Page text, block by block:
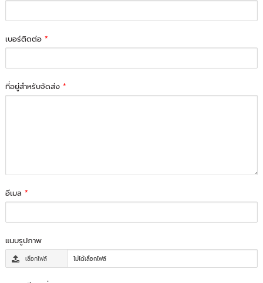
เบอร์ติดต่อ*
ที่อยู่สำหรับจัดส่ง*
อีเมล*
แนบรูปภาพ
เลือกไฟล์ ไม่ได้เลือกไฟล์